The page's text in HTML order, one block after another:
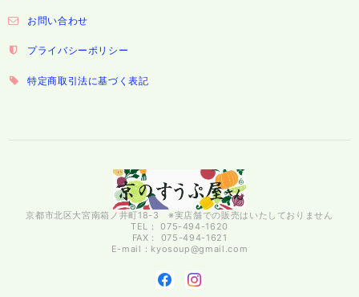
お問い合わせ
プライバシーポリシー
特定商取引法に基づく表記
京都市北区大宮南箱ノ井町18-3 ※実店舗での販売はいたしておりません
TEL： 075-494-1620
FAX： 075-494-1621
E-mail： kyosoup@gmail.com